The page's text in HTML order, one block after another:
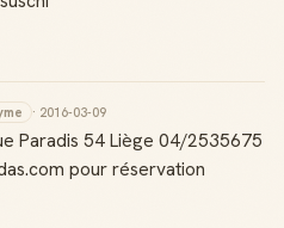
· 2016-03-09
Paradis 54 Liège 04/2535675
pour réservation